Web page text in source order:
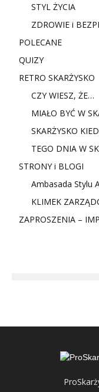
STYL ŻYCIA
ZDROWIE i
POLECANE
QUIZY
RETRO SKARŻYSKO
CZY WIESZ, ŻE…
MIAŁO BYĆ W
SKARŻYSKO
TEGO DNIA W
STRONY i BLOGI
Ambasada Stylu
KLIMEK
ZAPROSZENIA –